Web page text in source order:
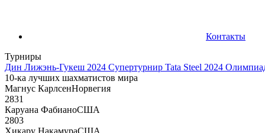
Контакты
Турниры
Дин Лижэнь-Гукеш 2024 Супертурнир Tata Steel 2024
10-ка лучших шахматистов мира
Магнус КарлсенНорвегия
2831
Каруана ФабианоСША
2803
Хикару НакамураСША